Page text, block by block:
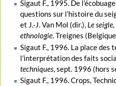
Sigaut F., 1995. De
questions sur l’histoire du
et J.-J. Van Mol (dir.), Le
ethnologie. Treignes
Sigaut F., 1996. La place des
l’interprétation des faits
techniques, sept. 1996 (hors
Sigaut F., 1996. Crops,